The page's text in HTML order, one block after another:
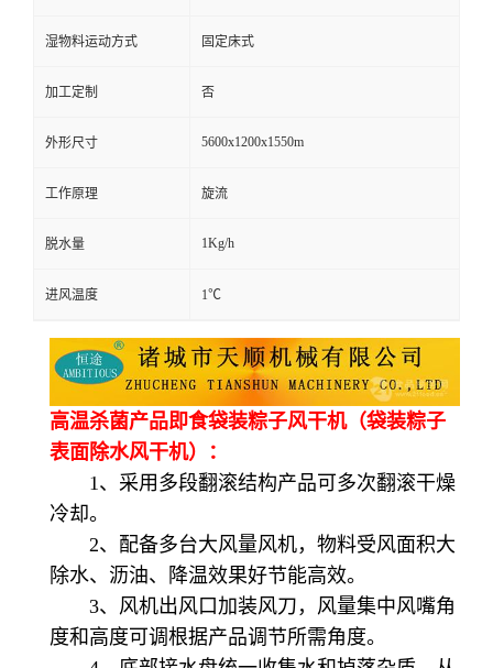
湿物料运动方式 固定床式
加工定制 否
外形尺寸 5600x1200x1550m
工作原理 旋流
脱水量 1Kg/h
进风温度 1℃
高温杀菌产品即食袋装粽子风干机（袋装粽子
表面除水风干机）：
1、采用多段翻滚结构产品可多次翻滚干燥
冷却。
2、配备多台大风量风机，物料受风面积大
除水、沥油、降温效果好节能高效。
3、风机出风口加装风刀，风量集中风嘴角
度和高度可调根据产品调节所需角度。